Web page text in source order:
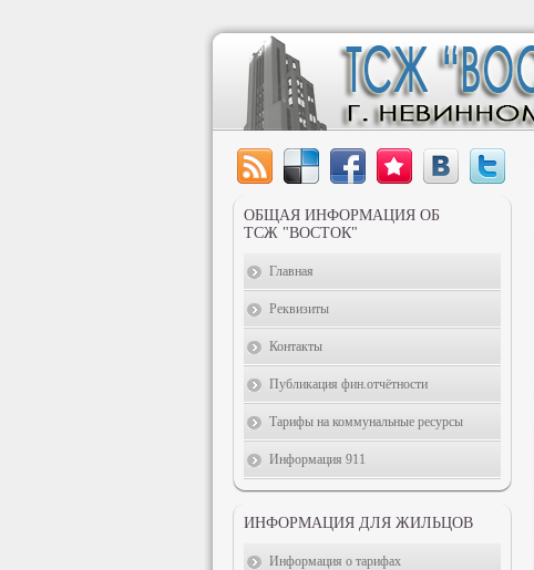
ОБЩАЯ ИНФОРМАЦИЯ ОБ
ТСЖ "ВОСТОК"
Главная
Реквизиты
Контакты
Публикация фин.отчётности
Тарифы на коммунальные ресурсы
Информация 911
ИНФОРМАЦИЯ ДЛЯ ЖИЛЬЦОВ
Информация о тарифах